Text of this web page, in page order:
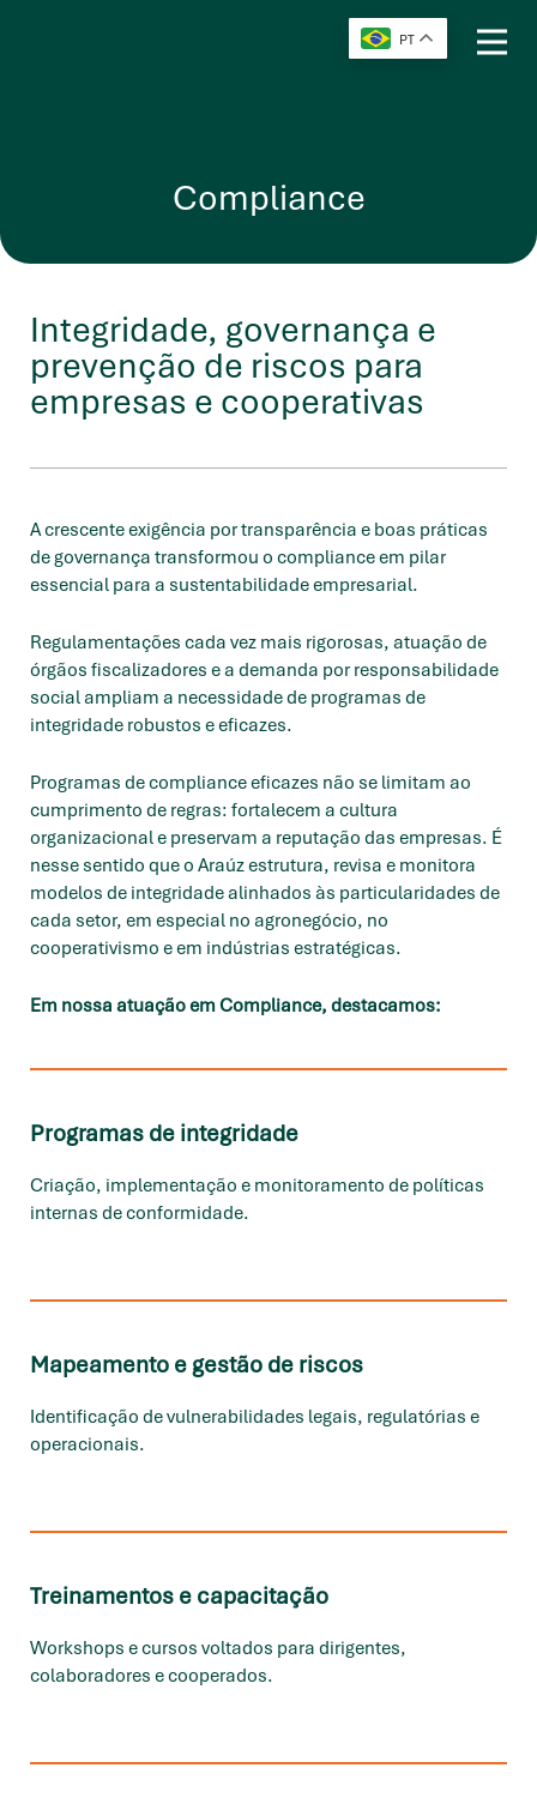
PT
Compliance
Integridade, governança e
prevenção de riscos para
empresas e cooperativas
A crescente exigência por transparência e boas práticas
de governança transformou o compliance em pilar
essencial para a sustentabilidade empresarial.
Regulamentações cada vez mais rigorosas, atuação de
órgãos fiscalizadores e a demanda por responsabilidade
social ampliam a necessidade de programas de
integridade robustos e eficazes.
Programas de compliance eficazes não se limitam ao
cumprimento de regras: fortalecem a cultura
organizacional e preservam a reputação das empresas. É
nesse sentido que o Araúz estrutura, revisa e monitora
modelos de integridade alinhados às particularidades de
cada setor, em especial no agronegócio, no
cooperativismo e em indústrias estratégicas.
Em nossa atuação em Compliance, destacamos:
Programas de integridade
Criação, implementação e monitoramento de políticas
internas de conformidade.
Mapeamento e gestão de riscos
Identificação de vulnerabilidades legais, regulatórias e
operacionais.
Treinamentos e capacitação
Workshops e cursos voltados para dirigentes,
colaboradores e cooperados.